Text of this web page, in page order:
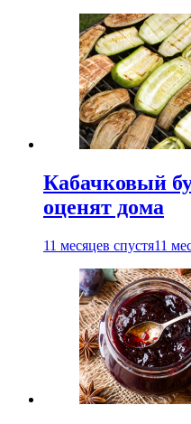
Кабачковый
оценят дома
11 месяцев спустя11